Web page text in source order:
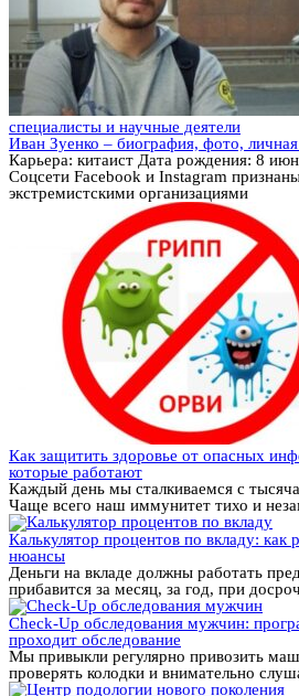
специалисты и научные деятели
Иван Зуенко – биография, фото,
Карьера: китаист Дата рождения: 8
Соцсети Facebook и Instagram
экстремистскими организациями
Как защитить здоровье от опасных
которые работают
Каждый день мы сталкиваемся с
Чаще всего наш иммунитет тихо и
Калькулятор процентов по вкладу: как
нюансы
Деньги на вкладе должны работать
прибавится за месяц, за год, при
Check-Up обследования мужчин:
проходит обследование
Мы привыкли регулярно привозить
проверять колодки и внимательно